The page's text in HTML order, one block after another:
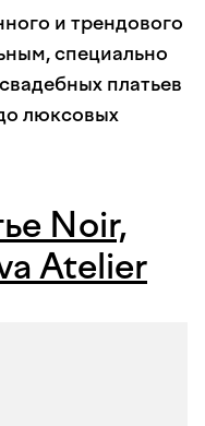
и трендового
специально
платьев
люксовых
Noir,
Atelier